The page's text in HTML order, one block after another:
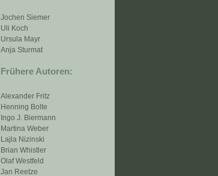
Jochen Siemer
Uli Koch
Ursula Mayr
Anja Sturmat
Frühere Autoren:
Alexander Fritz
Henning Bolte
Ingo J. Biermann
Martina Weber
Lajla Nizinski
Brian Whistler
Olaf Westfeld
Jan Reetze